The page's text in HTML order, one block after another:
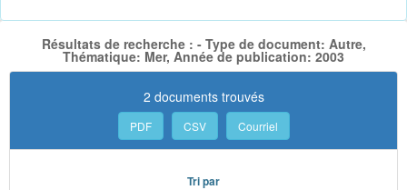
Résultats de recherche : - Type de document: Autre,
Thématique: Mer, Année de publication: 2003
2 documents trouvés
PDF CSV Courriel
Tri par